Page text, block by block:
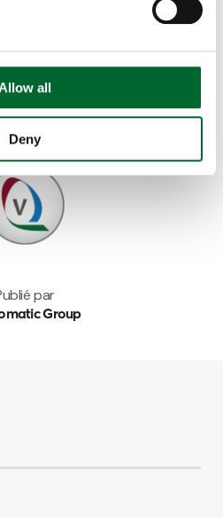
Allow all
Deny
par
Group